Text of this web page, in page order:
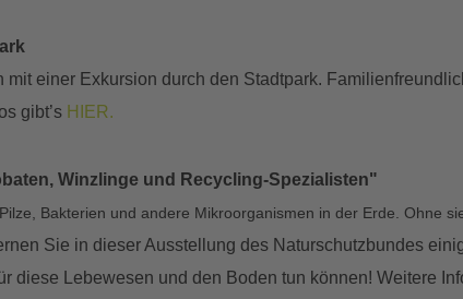
einer Exkursion durch den Stadtpark.
gibt’s HIER.
Winzlinge und Recycling-Spezialisten"
Bakterien und andere Mikroorganismen in der Erde. Ohne
Sie in dieser Ausstellung des Naturschutzbundes
Lebewesen und den Boden tun können! Weitere